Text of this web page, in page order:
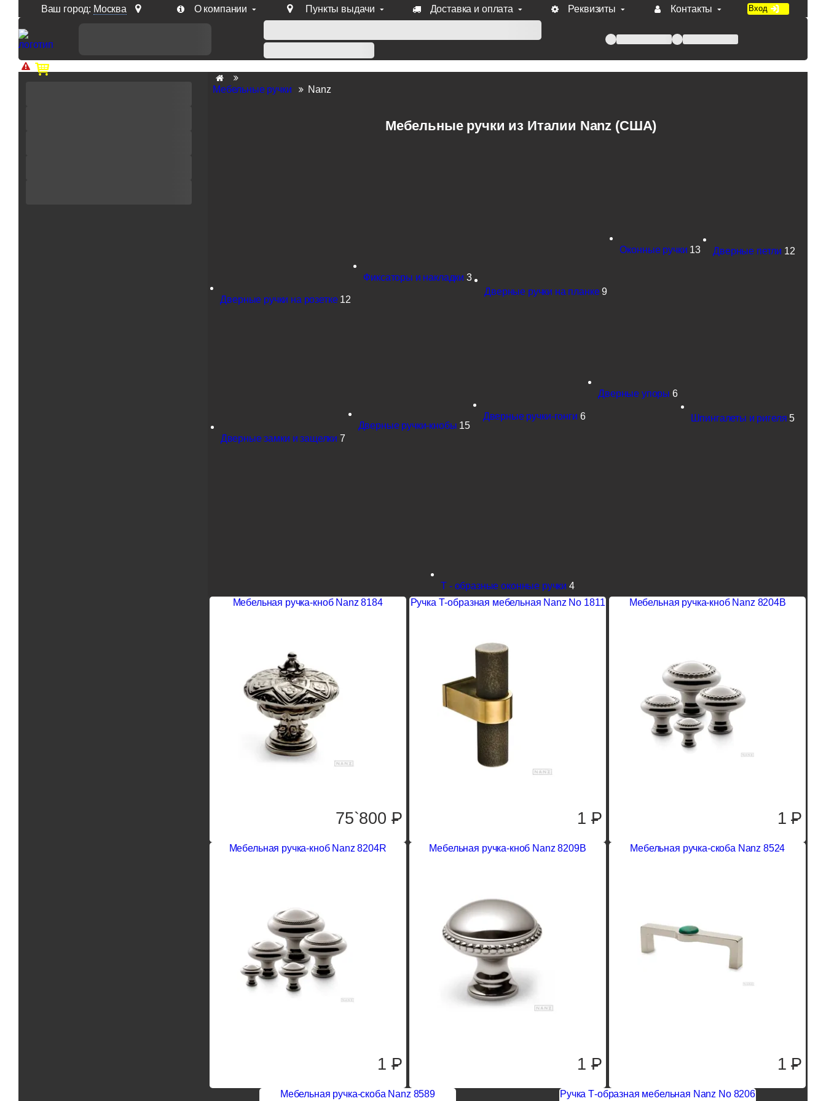
Ваш город: Москва О компании Пункты выдачи Доставка и оплата Реквизиты Контакты Вход
Доп. скидка от цен на сайте 7% при заказе от 50 тыс. руб продукции Venezia, Fratelli, Tupai, Extreza, Melodia, Forme при оплате по счету.
Мебельные ручки Nanz
Мебельные ручки из Италии Nanz (США)
Дверные ручки на розетке 12
Фиксаторы и накладки 3
Дверные ручки на планке 9
Оконные ручки 13 Дверные петли 12
Дверные замки и защелки 7
Дверные ручки-кнобы 15
Дверные ручки-гонги 6
Дверные упоры 6
Шпингалеты и ригеля 5
Т - образные оконные ручки 4
Мебельная ручка-кноб Nanz 8184
75`800 P
Ручка Т-образная мебельная Nanz No 1811
1P
Мебельная ручка-кноб Nanz 8204B
1P
Мебельная ручка-кноб Nanz 8204R
1 P
Мебельная ручка-кноб Nanz 8209B
1P
Мебельная ручка-скоба Nanz 8524
1P
Мебельная ручка-скоба Nanz 8589 Ручка Т-образная мебельная Nanz No 8206